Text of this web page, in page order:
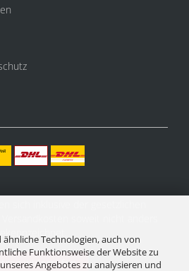
Technologien, auch von
Funktionsweise der Website zu
Angebotes zu analysieren und
gekennzeichnet.
widerrufen